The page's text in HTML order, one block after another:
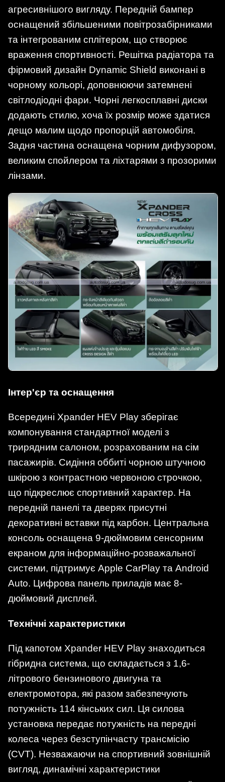
агресивнішого вигляду. Передній бампер
оснащений збільшеними повітрозабірниками
та інтегрованим сплітером, що створює
враження спортивності. Решітка радіатора та
фірмовий дизайн Dynamic Shield виконані в
чорному кольорі, доповнюючи затемнені
світлодіодні фари. Чорні легкосплавні диски
додають стилю, хоча їх розмір може здатися
дещо малим щодо пропорцій автомобіля.
Задня частина оснащена чорним дифузором,
великим спойлером та ліхтарями з прозорими
лінзами.
Інтер'єр та оснащення
Всередині Xpander HEV Play зберігає
компонування стандартної моделі з
трирядним салоном, розрахованим на сім
пасажирів. Сидіння оббиті чорною штучною
шкірою з контрастною червоною строчкою,
що підкреслює спортивний характер. На
передній панелі та дверях присутні
декоративні вставки під карбон. Центральна
консоль оснащена 9-дюймовим сенсорним
екраном для інформаційно-розважальної
системи, підтримує Apple CarPlay та Android
Auto. Цифрова панель приладів має 8-
дюймовий дисплей.
Технічні характеристики
Під капотом Xpander HEV Play знаходиться
гібридна система, що складається з 1,6-
літрового бензинового двигуна та
електромотора, які разом забезпечують
потужність 114 кінських сил. Ця силова
установка передає потужність на передні
колеса через безступінчасту трансмісію
(CVT). Незважаючи на спортивний зовнішній
вигляд, динамічні характеристики